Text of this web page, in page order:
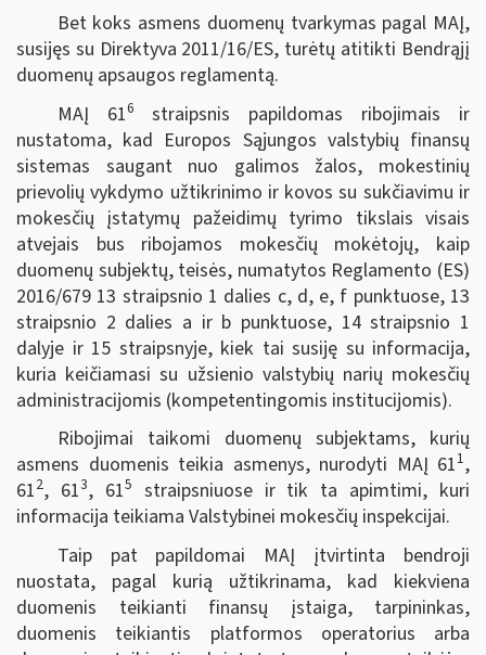
Bet koks asmens duomenų tvarkymas pagal MAĮ,
susijęs su Direktyva 2011/16/ES, turėtų atitikti Bendrąjį
duomenų apsaugos reglamentą.
MAĮ 616
straipsnis papildomas ribojimais ir
nustatoma, kad Europos Sąjungos valstybių finansų
sistemas saugant nuo galimos žalos, mokestinių
prievolių vykdymo užtikrinimo ir kovos su sukčiavimu ir
mokesčių įstatymų pažeidimų tyrimo tikslais visais
atvejais bus ribojamos mokesčių mokėtojų, kaip
duomenų subjektų, teisės, numatytos Reglamento (ES)
2016/679 13 straipsnio 1 dalies c, d, e, f punktuose, 13
straipsnio 2 dalies a ir b punktuose, 14 straipsnio 1
dalyje ir 15 straipsnyje, kiek tai susiję su informacija,
kuria keičiamasi su užsienio valstybių narių mokesčių
administracijomis (kompetentingomis institucijomis).
Ribojimai taikomi duomenų subjektams, kurių
asmens duomenis teikia asmenys, nurodyti MAĮ 611,
612, 613, 615
straipsniuose ir tik ta apimtimi, kuri
informacija teikiama Valstybinei mokesčių inspekcijai.
Taip pat papildomai MAĮ įtvirtinta bendroji
nuostata, pagal kurią užtikrinama, kad kiekviena
duomenis teikianti finansų įstaiga, tarpininkas,
duomenis teikiantis platformos operatorius arba